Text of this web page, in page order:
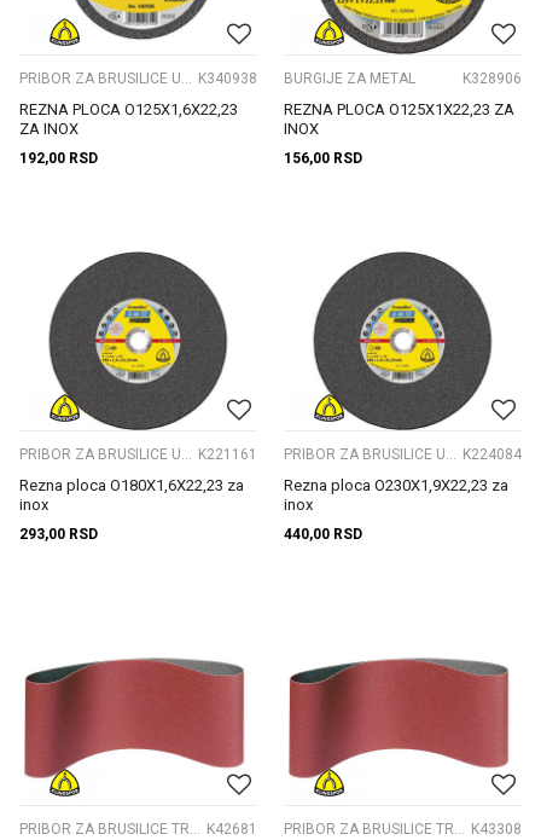
K340938
REZNA PLOCA O125X1,6X22,23
ZA INOX
192,00 RSD
BURGIJE ZA METAL K328906
REZNA PLOCA O125X1X22,23 ZA
INOX
156,00 RSD
K221161
Rezna ploca O180X1,6X22,23 za
inox
293,00 RSD
K224084
Rezna ploca O230X1,9X22,23 za
inox
440,00 RSD
PRIBOR ZA BRUSILICE TRACNE K42681 PRIBOR ZA BRUSILICE TRACNE K43308